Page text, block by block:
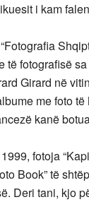
i kam
të fotografisë
Girard në
me foto
kanë
fotoja
Book” të
Deri tani, kjo